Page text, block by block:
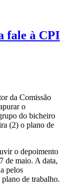
fale à CPI
da Comissão
o
do bicheiro
(2) o plano de
o depoimento
de maio. A data,
pelos
de trabalho.